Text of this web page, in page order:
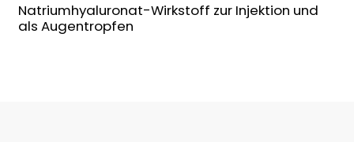
Natriumhyaluronat-Wirkstoff zur Injektion und
als Augentropfen